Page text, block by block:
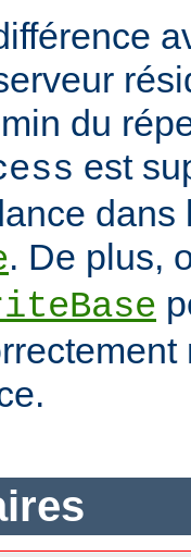
du
est
dans
. De plus,